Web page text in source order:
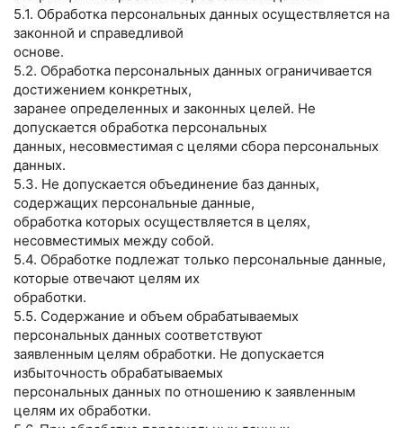
5.1. Обработка персональных данных осуществляется на
законной и справедливой
основе.
5.2. Обработка персональных данных ограничивается
достижением конкретных,
заранее определенных и законных целей. Не
допускается обработка персональных
данных, несовместимая с целями сбора персональных
данных.
5.3. Не допускается объединение баз данных,
содержащих персональные данные,
обработка которых осуществляется в целях,
несовместимых между собой.
5.4. Обработке подлежат только персональные данные,
которые отвечают целям их
обработки.
5.5. Содержание и объем обрабатываемых
персональных данных соответствуют
заявленным целям обработки. Не допускается
избыточность обрабатываемых
персональных данных по отношению к заявленным
целям их обработки.